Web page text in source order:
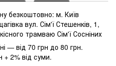
безкоштовно: м. Київ
вул. Сім'ї Стешенків, 1,
трамваю Сім'ї Сосніних
— від 70 грн до 80 грн.
+ 2% від суми.